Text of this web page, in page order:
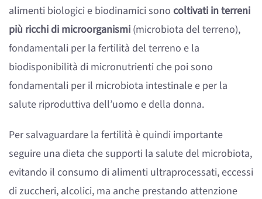
alimenti biologici e biodinamici sono coltivati in terreni
più ricchi di microorganismi (microbiota del terreno),
fondamentali per la fertilità del terreno e la
biodisponibilità di micronutrienti che poi sono
fondamentali per il microbiota intestinale e per la
salute riproduttiva dell’uomo e della donna.
Per salvaguardare la fertilità è quindi importante
seguire una dieta che supporti la salute del microbiota,
evitando il consumo di alimenti ultraprocessati, eccessi
di zuccheri, alcolici, ma anche prestando attenzione